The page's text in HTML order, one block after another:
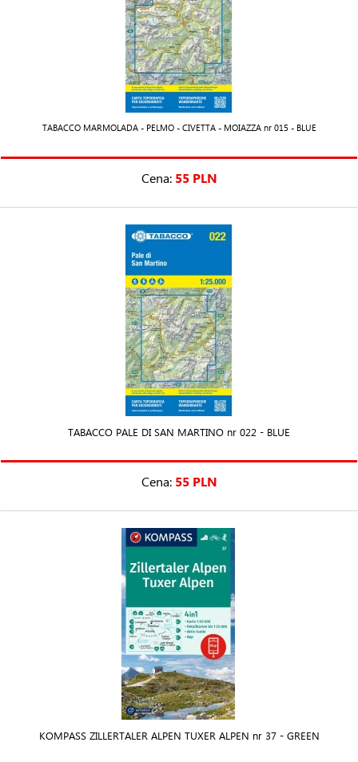
TABACCO MARMOLADA - PELMO - CIVETTA - MOIAZZA nr 015 - BLUE
Cena: 55 PLN
TABACCO PALE DI SAN MARTINO nr 022 - BLUE
Cena: 55 PLN
KOMPASS ZILLERTALER ALPEN TUXER ALPEN nr 37 - GREEN